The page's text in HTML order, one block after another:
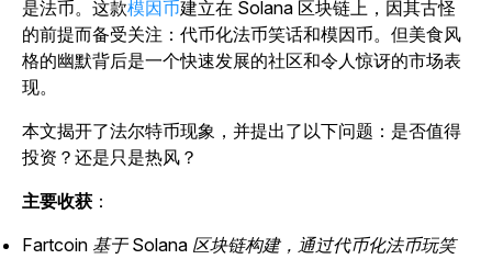
是法币。这款模因币建立在 Solana 区块链上，因其古怪
的前提而备受关注：代币化法币笑话和模因币。 但美食风
格的幽默背后是一个快速发展的社区和令人惊讶的市场表
现。
本文揭开了法尔特币现象，并提出了以下问题：是否值得
投资？还是只是热风？
主要收获 ：
Fartcoin 基于 Solana 区块链构建，通过代币化法币玩笑